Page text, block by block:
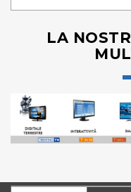
LA